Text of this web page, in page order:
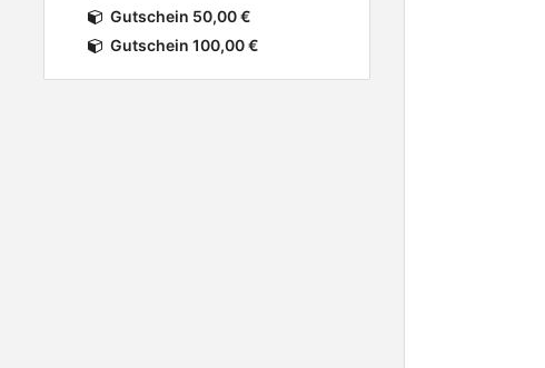
Gutschein 50,00 €
Gutschein 100,00 €